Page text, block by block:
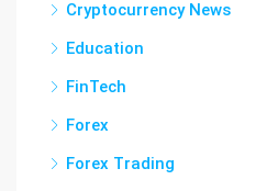
Cryptocurrency News
Education
FinTech
Forex
Forex Trading